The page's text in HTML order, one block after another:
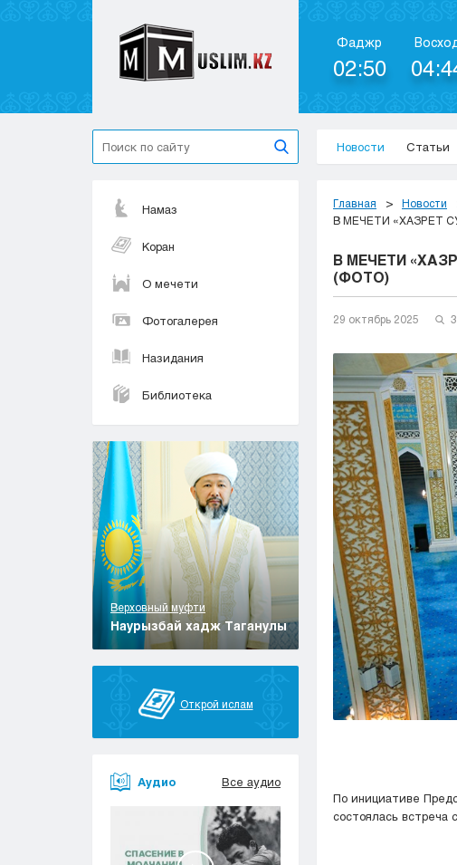
Фаджр
02:50
Новости Статьи
Намаз
Коран
О мечети
Фотогалерея
Назидания
Библиотека
Верховный муфти
Наурызбай хадж Таганулы
Открой ислам
Аудио Все аудио
Главная
Новости
В МЕЧЕТИ «ХАЗРЕТ
В МЕЧЕТИ
(ФОТО)
29 октябрь 2025
По инициативе
состоялась встреча